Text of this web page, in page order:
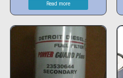
Read more